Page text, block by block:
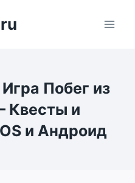
Побег из
Квесты и
и Андроид